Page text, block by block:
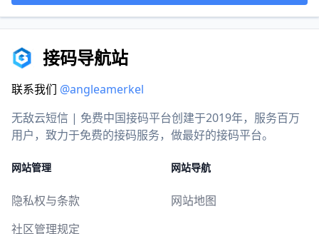
接码导航站
联系我们 @angleamerkel
无敌云短信 | 免费中国接码平台创建于2019年，服务百万
用户，致力于免费的接码服务，做最好的接码平台。
网站管理
隐私权与条款
社区管理规定
网站导航
网站地图